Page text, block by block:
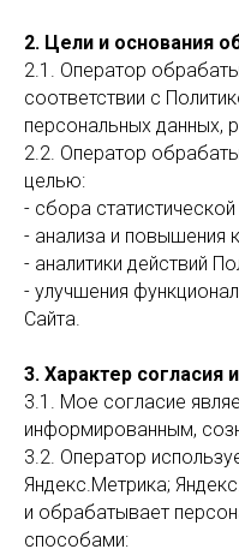
2. Цели и основания
2.1. Оператор
соответствии с
персональных данных,
2.2. Оператор
целью:
- сбора
- анализа и повышения
- аналитики действий
- улучшения
Сайта.
3. Характер согласия
3.1. Мое согласие
информированным,
3.2. Оператор
Яндекс.Метрика;
и обрабатывает
способами: